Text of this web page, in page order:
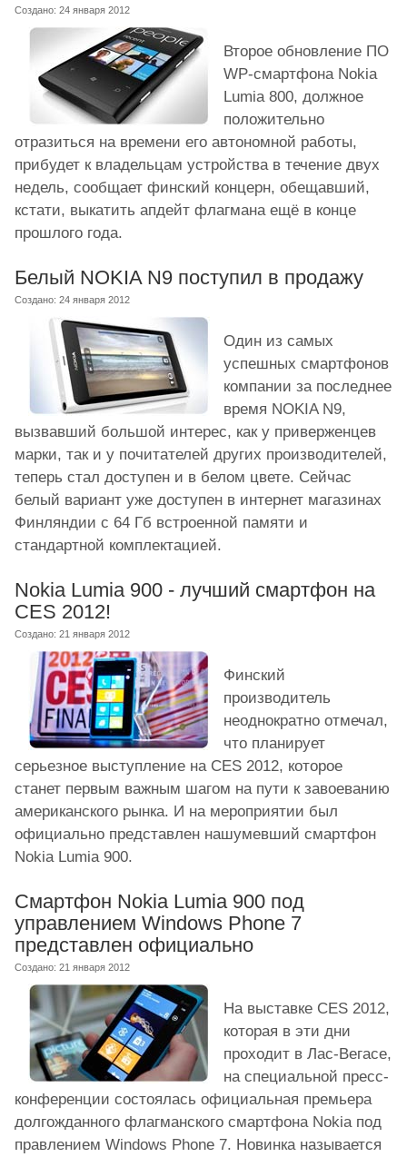
Создано: 24 января 2012
Второе обновление ПО
WP-смартфона Nokia
Lumia 800, должное
положительно
отразиться на времени его автономной работы,
прибудет к владельцам устройства в течение двух
недель, сообщает финский концерн, обещавший,
кстати, выкатить апдейт флагмана ещё в конце
прошлого года.
Белый NOKIA N9 поступил в продажу
Создано: 24 января 2012
Один из самых
успешных смартфонов
компании за последнее
время NOKIA N9,
вызвавший большой интерес, как у приверженцев
марки, так и у почитателей других производителей,
теперь стал доступен и в белом цвете. Сейчас
белый вариант уже доступен в интернет магазинах
Финляндии с 64 Гб встроенной памяти и
стандартной комплектацией.
Nokia Lumia 900 - лучший смартфон на
CES 2012!
Создано: 21 января 2012
Финский
производитель
неоднократно отмечал,
что планирует
серьезное выступление на CES 2012, которое
станет первым важным шагом на пути к завоеванию
американского рынка. И на мероприятии был
официально представлен нашумевший смартфон
Nokia Lumia 900.
Смартфон Nokia Lumia 900 под
управлением Windows Phone 7
представлен официально
Создано: 21 января 2012
На выставке CES 2012,
которая в эти дни
проходит в Лас-Вегасе,
на специальной пресс-
конференции состоялась официальная премьера
долгожданного флагманского смартфона Nokia под
правлением Windows Phone 7. Новинка называется